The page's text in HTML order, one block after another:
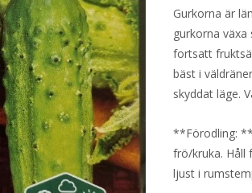
Gurkorna är
gurkorna
fortsatt
bäst i
skyddat läge.
**Förodling:
frö/kruka. Håll
ljust i